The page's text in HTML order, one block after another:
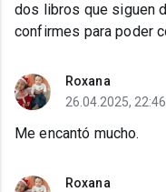
dos libros que siguen
confirmes para poder
Roxana
26.04.2025,
Me encantó mucho.
Roxana